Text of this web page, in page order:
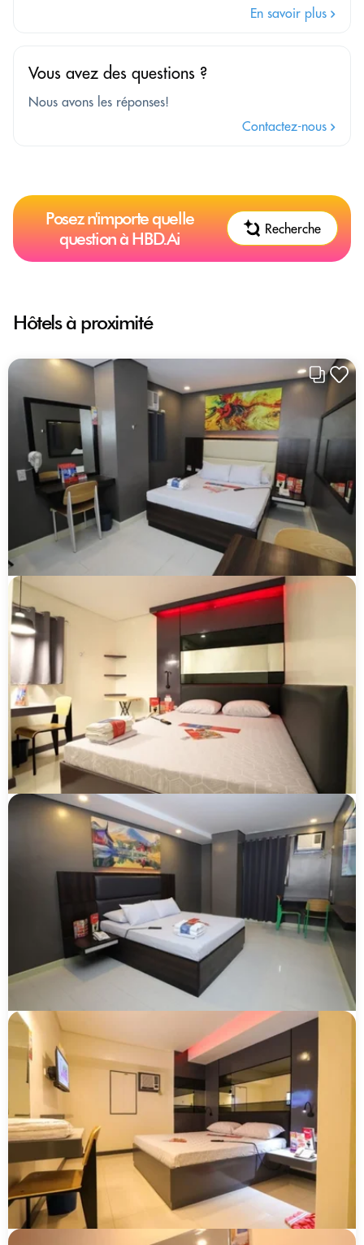
En savoir plus
Vous avez des questions ?
Nous avons les réponses!
Contactez-nous
Posez n'importe quelle
question à HBD.Ai
Recherche
Hôtels à proximité